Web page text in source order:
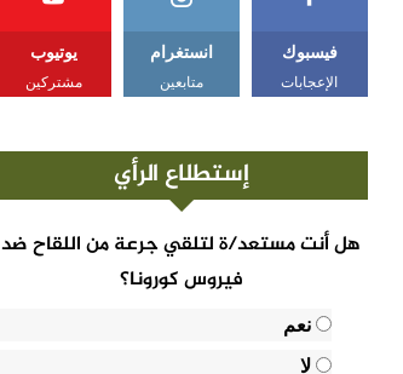
فيسبوك
الإعجابات
انستغرام
متابعين
يوتيوب
مشتركين
إستطلاع الرأي
هل أنت مستعد/ة لتلقي جرعة من اللقاح ضد
فيروس كورونا؟
نعم
لا